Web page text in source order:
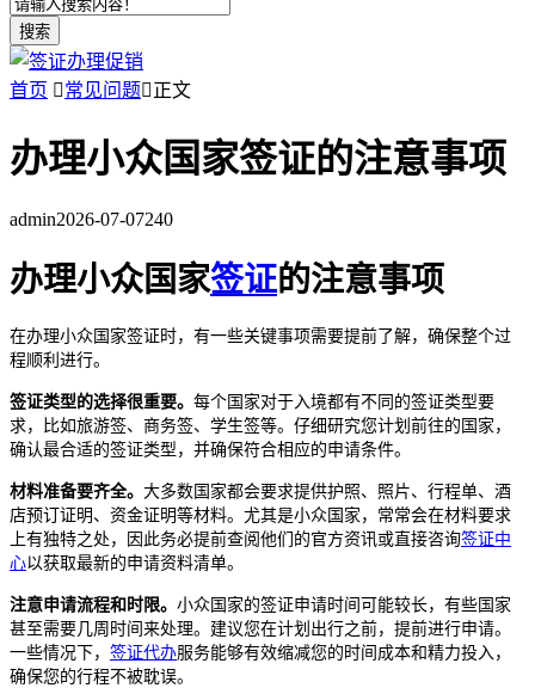
搜索
首页 常见问题正文
办理小众国家签证的注意事项
admin2026-07-07240
办理小众国家签证的注意事项
在办理小众国家签证时，有一些关键事项需要提前了解，确保整个过
程顺利进行。
签证类型的选择很重要。 每个国家对于入境都有不同的签证类型要
求，比如旅游签、商务签、学生签等。仔细研究您计划前往的国家，
确认最合适的签证类型，并确保符合相应的申请条件。
材料准备要齐全。 大多数国家都会要求提供护照、照片、行程单、酒
店预订证明、资金证明等材料。尤其是小众国家，常常会在材料要求
上有独特之处，因此务必提前查阅他们的官方资讯或直接咨询签证中
心以获取最新的申请资料清单。
注意申请流程和时限。 小众国家的签证申请时间可能较长，有些国家
甚至需要几周时间来处理。建议您在计划出行之前，提前进行申请。
一些情况下， 签证代办服务能够有效缩减您的时间成本和精力投入，
确保您的行程不被耽误。